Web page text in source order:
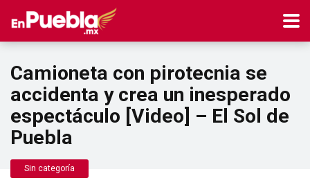
Camioneta con pirotecnia se
accidenta y crea un inesperado
espectáculo [Video] – El Sol de
Puebla
Sin categoría